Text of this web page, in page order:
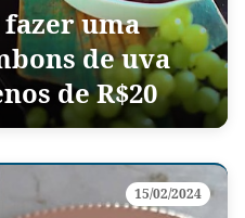
uma
de uva
de R$20
15/02/2024